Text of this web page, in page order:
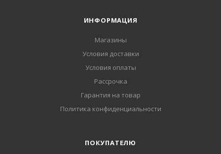
ИНФОРМАЦИЯ
Магазины
Условия доставки
Условия оплаты
Рассрочка
Гарантия на товар
Политика конфиденциальности
ПОКУПАТЕЛЮ